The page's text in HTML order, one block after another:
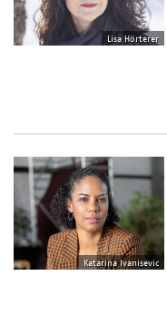
Lisa Hörterer
Katarina Ivanisevic